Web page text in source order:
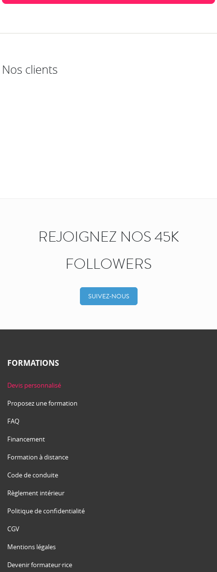
Nos clients
REJOIGNEZ NOS 45K
FOLLOWERS
SUIVEZ-NOUS
FORMATIONS
Devis personnalisé
Proposez une formation
FAQ
Financement
Formation à distance
Code de conduite
Règlement intérieur
Politique de confidentialité
CGV
Mentions légales
Devenir formateur·rice